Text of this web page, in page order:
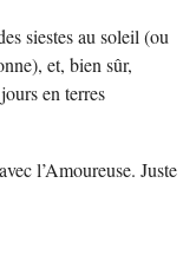
siestes au soleil (ou
et, bien sûr,
en terres
l’Amoureuse. Juste